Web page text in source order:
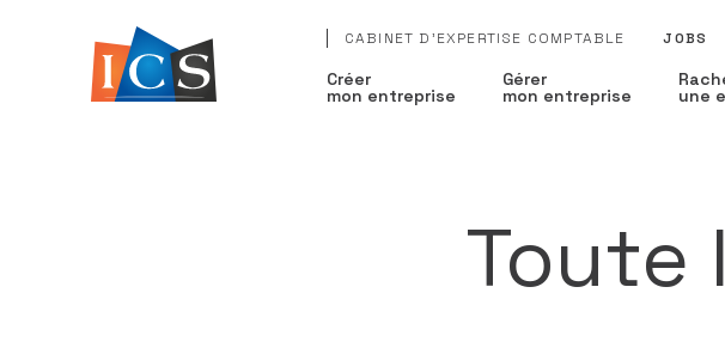
CABINET D'EXPERTISE COMPTABLE JOBS
Créer
mon entreprise
Gérer
mon entreprise une
Toute